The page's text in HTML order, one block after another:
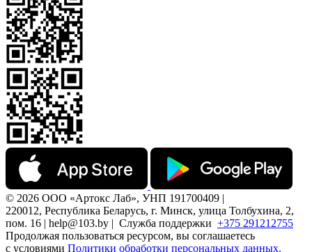
© 2026 ООО «Артокс Лаб», УНП 191700409 |
220012, Республика Беларусь, г. Минск, улица Толбухина, 2,
пом. 16 | help@103.by | Служба поддержки +375 291212755
Продолжая пользоваться ресурсом, вы соглашаетесь
с условиями Политики обработки персональных данных.